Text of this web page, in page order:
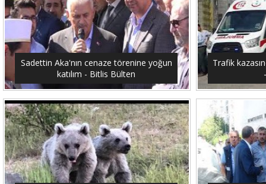
Sadettin Aka'nın cenaze törenine yoğun
katılım - Bitlis Bülten
Trafik